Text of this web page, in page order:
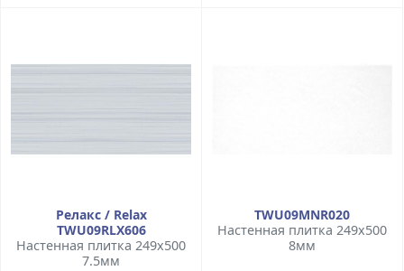
Релакс / Relax
TWU09RLX606
Настенная плитка 249x500
7.5мм
TWU09MNR020
Настенная плитка 249x500
8мм